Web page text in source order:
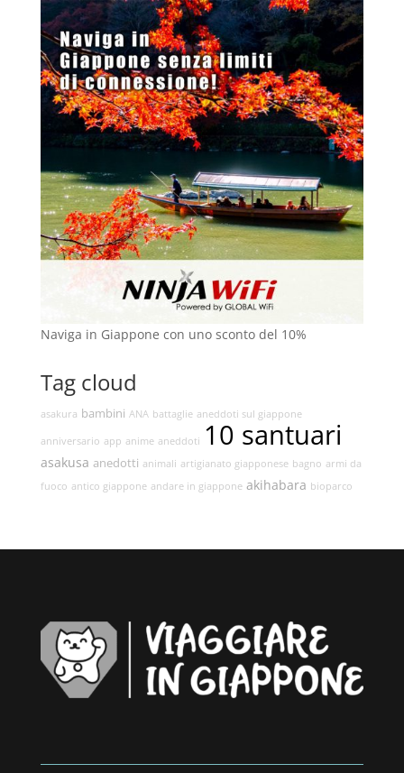
Naviga in Giappone con uno sconto del 10%
Tag cloud
asakura bambini ANA battaglie aneddoti sul giappone
anniversario app anime aneddoti 10 santuari
asakusa anedotti animali artigianato giapponese bagno armi da
fuoco antico giappone andare in giappone akihabara bioparco